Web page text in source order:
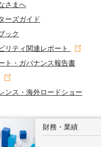
さまへ
ーズガイド
ック
リティ関連レポート
ト・ガバナンス報告書
ンス・海外ロードショー
財務・業績